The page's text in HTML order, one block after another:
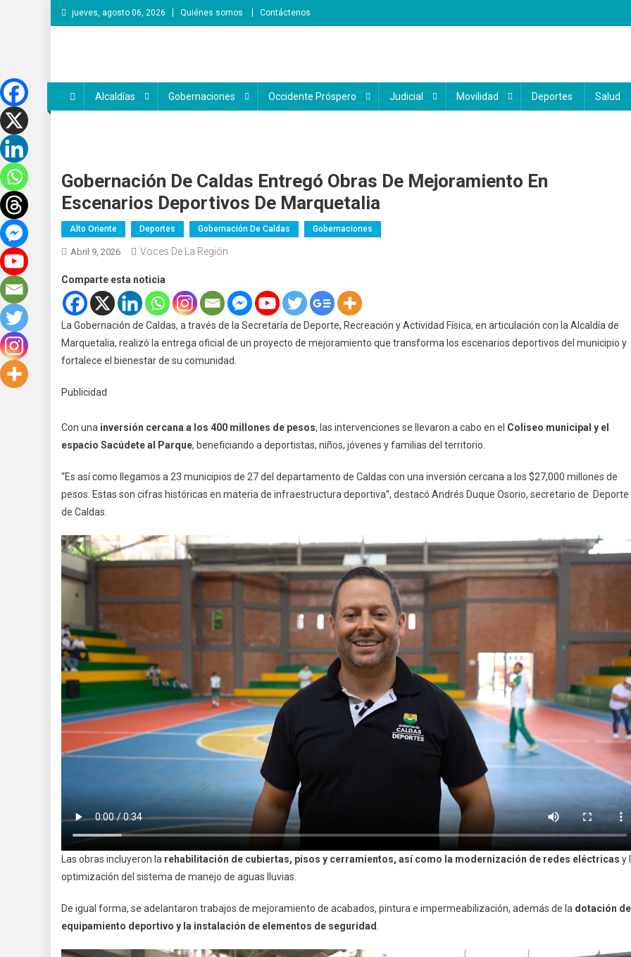
Saltar
al
jueves, agosto 06, 2026 Quiénes somos Contáctenos
Alcaldías Gobernaciones Occidente Próspero Judicial Movilidad Deportes Salud
Gobernación De Caldas Entregó Obras De Mejoramiento En
Escenarios Deportivos De Marquetalia
Alto Oriente Deportes Gobernación De Caldas Gobernaciones
Abril 9, 2026 Voces De La Región
Comparte esta noticia
La Gobernación de Caldas, a través de la Secretaría de Deporte, Recreación y Actividad Física, en articulación con la Alcaldía de
Marquetalia, realizó la entrega oficial de un proyecto de mejoramiento que transforma los escenarios deportivos del municipio y
fortalece el bienestar de su comunidad.
Publicidad
Con una inversión cercana a los 400 millones de pesos, las intervenciones se llevaron a cabo en el Coliseo municipal y el
espacio Sacúdete al Parque, beneficiando a deportistas, niños, jóvenes y familias del territorio.
“Es así como llegamos a 23 municipios de 27 del departamento de Caldas con una inversión cercana a los $27,000 millones de
pesos. Estas son cifras históricas en materia de infraestructura deportiva”, destacó Andrés Duque Osorio, secretario de Deporte
de Caldas.
Las obras incluyeron la rehabilitación de cubiertas, pisos y cerramientos, así como la modernización de redes eléctricas y
optimización del sistema de manejo de aguas lluvias.
De igual forma, se adelantaron trabajos de mejoramiento de acabados, pintura e impermeabilización, además de la dotación de
equipamiento deportivo y la instalación de elementos de seguridad.